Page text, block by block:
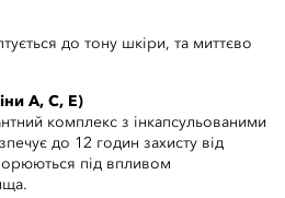
до тону шкіри, та миттєво
A, C, E)
комплекс з інкапсульованими
до 12 годин захисту від
під впливом